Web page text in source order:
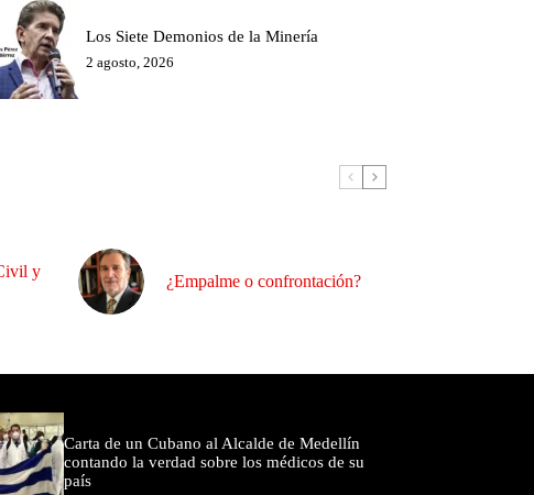
Los Siete Demonios de la Minería
2 agosto, 2026
y
¿Empalme o confrontación?
Carta de un Cubano al Alcalde de Medellín
contando la verdad sobre los médicos de su
país